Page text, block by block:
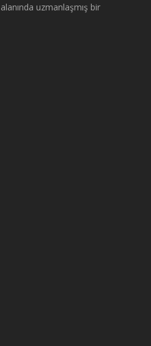
uzmanlaşmış bir